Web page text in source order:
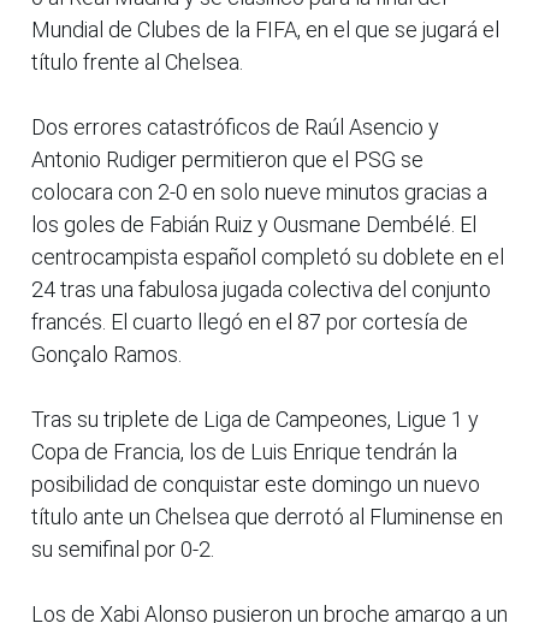
Mundial de Clubes de la FIFA, en el que se jugará el
título frente al Chelsea.
Dos errores catastróficos de Raúl Asencio y
Antonio Rudiger permitieron que el PSG se
colocara con 2-0 en solo nueve minutos gracias a
los goles de Fabián Ruiz y Ousmane Dembélé. El
centrocampista español completó su doblete en el
24 tras una fabulosa jugada colectiva del conjunto
francés. El cuarto llegó en el 87 por cortesía de
Gonçalo Ramos.
Tras su triplete de Liga de Campeones, Ligue 1 y
Copa de Francia, los de Luis Enrique tendrán la
posibilidad de conquistar este domingo un nuevo
título ante un Chelsea que derrotó al Fluminense en
su semifinal por 0-2.
Los de Xabi Alonso pusieron un broche amargo a un